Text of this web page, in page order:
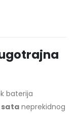
baterija
sataneprekidnog